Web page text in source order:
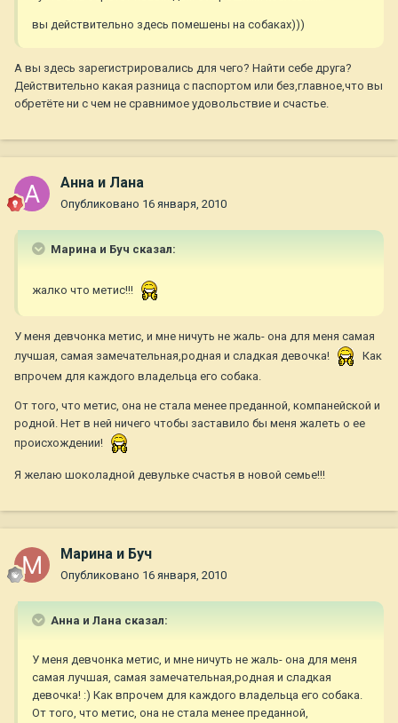
вы действительно здесь помешены на собаках)))
А вы здесь зарегистрировались для чего? Найти себе друга?
Действительно какая разница с паспортом или без,главное,что вы
обретёте ни с чем не сравнимое удовольствие и счастье.
Анна и Лана
Опубликовано 16 января, 2010
Марина и Буч сказал:
жалко что метис!!!
У меня девчонка метис, и мне ничуть не жаль- она для меня самая
лучшая, самая замечательная,родная и сладкая девочка!
Как
впрочем для каждого владельца его собака.
От того, что метис, она не стала менее преданной, компанейской и
родной. Нет в ней ничего чтобы заставило бы меня жалеть о ее
происхождении!
Я желаю шоколадной девульке счастья в новой семье!!!
Марина и Буч
Опубликовано 16 января, 2010
Анна и Лана сказал:
У меня девчонка метис, и мне ничуть не жаль- она для меня
самая лучшая, самая замечательная,родная и сладкая
девочка! :) Как впрочем для каждого владельца его собака.
От того, что метис, она не стала менее преданной,